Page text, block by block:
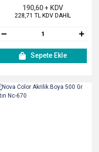
190,60 + KDV
228,71 TL KDV DAHİL
Sepete Ekle